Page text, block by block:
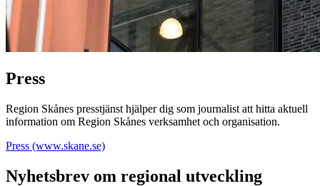
Press
Region Skånes presstjänst hjälper dig som journalist att hitta aktuell
information om Region Skånes verksamhet och organisation.
Press (www.skane.se)
Nyhetsbrev om regional utveckling